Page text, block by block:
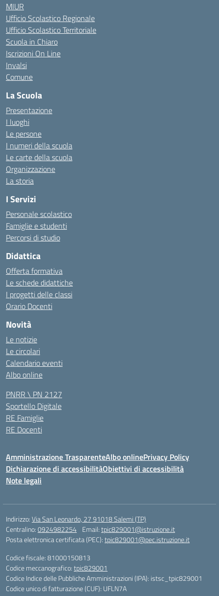
MIUR
Ufficio Scolastico Regionale
Ufficio Scolastico Territoriale
Scuola in Chiaro
Iscrizioni On Line
Invalsi
Comune
La Scuola
Presentazione
I luoghi
Le persone
I numeri della scuola
Le carte della scuola
Organizzazione
La storia
I Servizi
Personale scolastico
Famiglie e studenti
Percorsi di studio
Didattica
Offerta formativa
Le schede didattiche
I progetti delle classi
Orario Docenti
Novità
Le notizie
Le circolari
Calendario eventi
Albo online
PNRR \ PN 2127
Sportello Digitale
RE Famiglie
RE Docenti
Amministrazione TrasparenteAlbo onlinePrivacy Policy
Dichiarazione di accessibilitàObiettivi di accessibilità
Note legali
Indirizzo:Via San Leonardo, 27 91018 Salemi (TP)
Centralino:0924982254 Email:tpic829001@istruzione.it
Posta elettronica certificata (PEC):tpic829001@pec.istruzione.it
Codice fiscale: 81000150813
Codice meccanografico:tpic829001
Codice Indice delle Pubbliche Amministrazioni (IPA): istsc_tpic829001
Codice unico di fatturazione (CUF): UFLN7A